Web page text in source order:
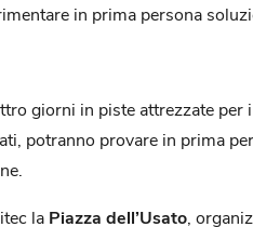
in prima persona
giorni in piste attrezzate per i
potranno provare in prima
la Piazza dell’Usato ,